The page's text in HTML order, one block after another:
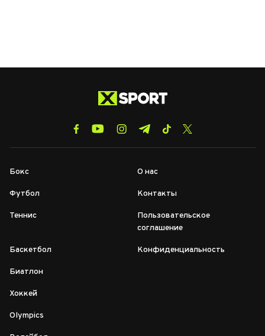
Бокс
Футбол
Теннис
Баскетбол
Биатлон
Хоккей
Olympics
О нас
Контакты
Пользовательское
соглашение
Конфиденциальность